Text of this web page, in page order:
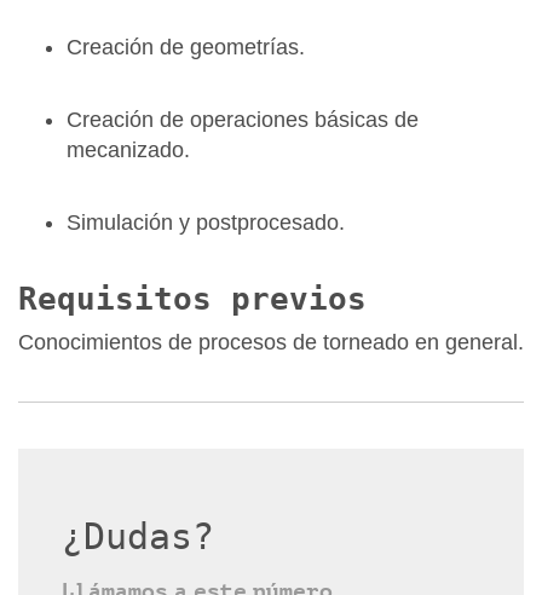
Creación de geometrías.
Creación de operaciones básicas de
mecanizado.
Simulación y postprocesado.
Requisitos previos
Conocimientos de procesos de torneado en general.
¿Dudas?